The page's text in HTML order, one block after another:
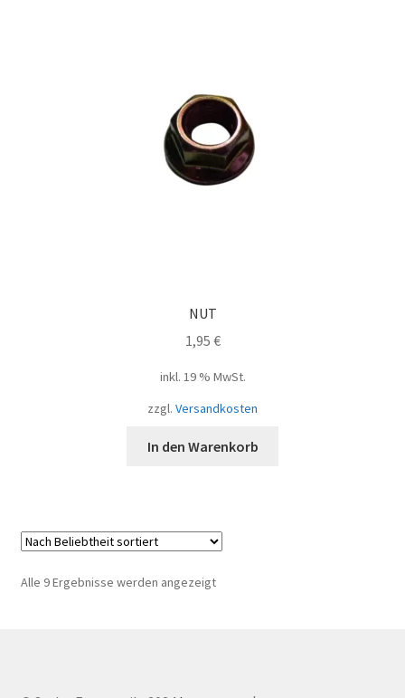
NUT
1,95 €
inkl. 19 % MwSt.
zzgl. Versandkosten
In den Warenkorb
Alle 9 Ergebnisse werden angezeigtNach